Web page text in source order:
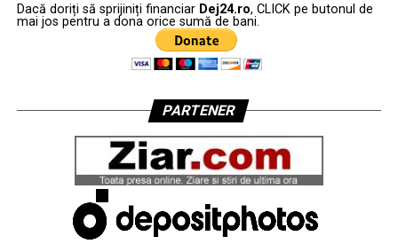
Dacă doriți să sprijiniți financiar Dej24.ro, CLICK pe butonul de
mai jos pentru a dona orice sumă de bani.
PARTENER